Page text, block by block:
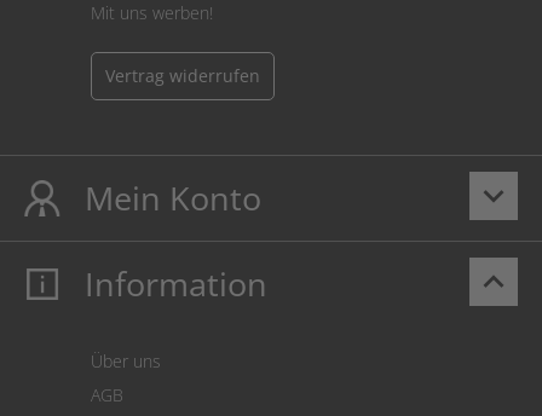
Mit uns werben!
Vertrag widerrufen
keyboard_arrow_down
Mein Konto
Mein Konto
keyboard_arrow_up
Information
Über uns
AGB